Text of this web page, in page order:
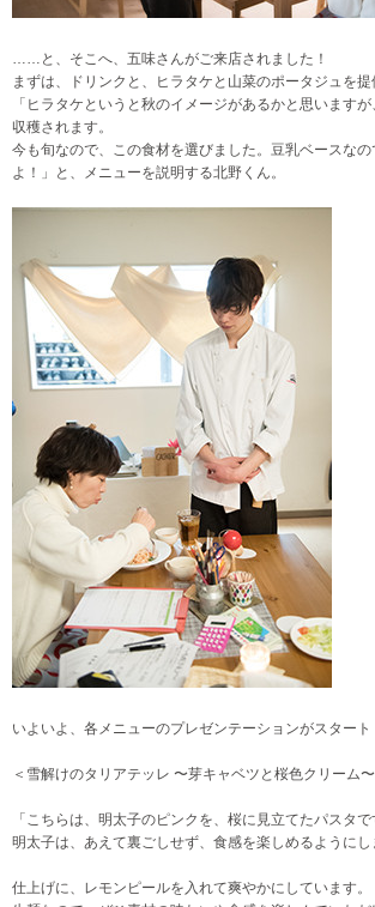
……と、そこへ、五味さんがご来店されました！
まずは、ドリンクと、ヒラタケと山菜のポータジュを提
「ヒラタケというと秋のイメージがあるかと思います
収穫されます。
今も旬なので、この食材を選びました。豆乳ベースな
よ！」と、メニューを説明する北野くん。
いよいよ、各メニューのプレゼンテーションがスタート
＜雪解けのタリアテッレ 〜芽キャベツと桜色クリーム〜
「こちらは、明太子のピンクを、桜に見立てたパスタで
明太子は、あえて裏ごしせず、食感を楽しめるようにし
仕上げに、レモンピールを入れて爽やかにしています。